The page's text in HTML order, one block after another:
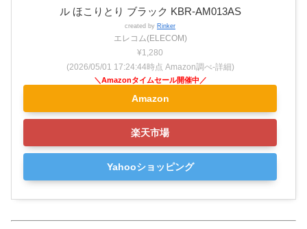
ル ほこりとり ブラック KBR-AM013AS
created by Rinker
エレコム(ELECOM)
¥1,280
(2026/05/01 17:24:44時点 Amazon調べ-詳細)
Amazon
楽天市場
Yahooショッピング